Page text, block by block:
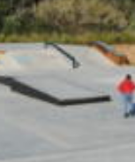
Carrión
fermesa
contracte